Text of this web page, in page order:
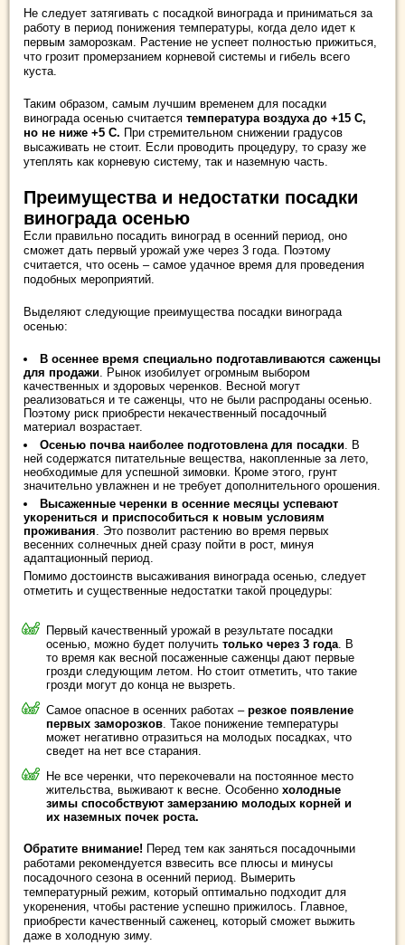
Не следует затягивать с посадкой винограда и приниматься за
работу в период понижения температуры, когда дело идет к
первым заморозкам. Растение не успеет полностью прижиться,
что грозит промерзанием корневой системы и гибель всего
куста.
Таким образом, самым лучшим временем для посадки
винограда осенью считается температура воздуха до +15 С,
но не ниже +5 С. При стремительном снижении градусов
высаживать не стоит. Если проводить процедуру, то сразу же
утеплять как корневую систему, так и наземную часть.
Преимущества и недостатки посадки
винограда осенью
Если правильно посадить виноград в осенний период, оно
сможет дать первый урожай уже через 3 года. Поэтому
считается, что осень – самое удачное время для проведения
подобных мероприятий.
Выделяют следующие преимущества посадки винограда
осенью:
В осеннее время специально подготавливаются саженцы
для продажи. Рынок изобилует огромным выбором
качественных и здоровых черенков. Весной могут
реализоваться и те саженцы, что не были распроданы осенью.
Поэтому риск приобрести некачественный посадочный
материал возрастает.
Осенью почва наиболее подготовлена для посадки. В
ней содержатся питательные вещества, накопленные за лето,
необходимые для успешной зимовки. Кроме этого, грунт
значительно увлажнен и не требует дополнительного орошения.
Высаженные черенки в осенние месяцы успевают
укорениться и приспособиться к новым условиям
проживания. Это позволит растению во время первых
весенних солнечных дней сразу пойти в рост, минуя
адаптационный период.
Помимо достоинств высаживания винограда осенью, следует
отметить и существенные недостатки такой процедуры:
Первый качественный урожай в результате посадки
осенью, можно будет получить только через 3 года. В
то время как весной посаженные саженцы дают первые
грозди следующим летом. Но стоит отметить, что такие
грозди могут до конца не вызреть.
Самое опасное в осенних работах – резкое появление
первых заморозков. Такое понижение температуры
может негативно отразиться на молодых посадках, что
сведет на нет все старания.
Не все черенки, что перекочевали на постоянное место
жительства, выживают к весне. Особенно холодные
зимы способствуют замерзанию молодых корней и
их наземных почек роста.
Обратите внимание! Перед тем как заняться посадочными
работами рекомендуется взвесить все плюсы и минусы
посадочного сезона в осенний период. Вымерить
температурный режим, который оптимально подходит для
укоренения, чтобы растение успешно прижилось. Главное,
приобрести качественный саженец, который сможет выжить
даже в холодную зиму.